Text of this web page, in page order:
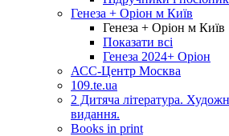
Генеза + Оріон м Київ
Генеза + Оріон м Київ
Показати всі
Генеза 2024+ Оріон
АСС-Центр Москва
109.te.ua
2 Дитяча література.
видання.
Books in print